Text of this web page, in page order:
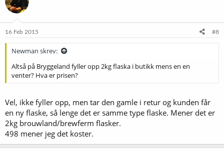
16 Feb 2015 #8
Newman skrev:
Altså på Bryggeland fyller opp 2kg flaska i butikk mens en en
venter? Hva er prisen?
Vel, ikke fyller opp, men tar den gamle i retur og kunden får
en ny flaske, så lenge det er samme type flaske. Mener det er
2kg brouwland/brewferm flasker.
498 mener jeg det koster.